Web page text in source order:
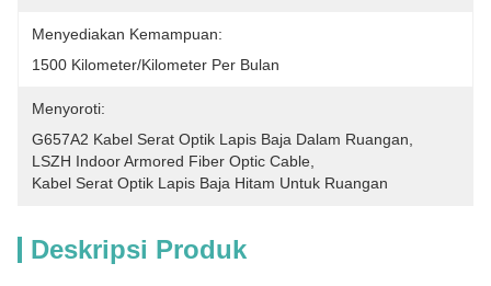
Menyediakan Kemampuan:
1500 Kilometer/Kilometer Per Bulan
Menyoroti:
G657A2 Kabel Serat Optik Lapis Baja Dalam Ruangan
LSZH Indoor Armored Fiber Optic Cable
Kabel Serat Optik Lapis Baja Hitam Untuk Ruangan
Deskripsi Produk